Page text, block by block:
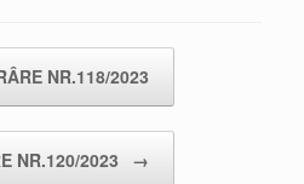
NR.118/2023
NR.120/2023 →